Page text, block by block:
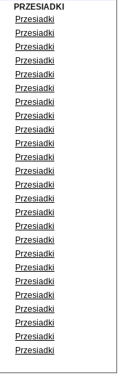
PRZESIADKI
Przesiadki
Przesiadki
Przesiadki
Przesiadki
Przesiadki
Przesiadki
Przesiadki
Przesiadki
Przesiadki
Przesiadki
Przesiadki
Przesiadki
Przesiadki
Przesiadki
Przesiadki
Przesiadki
Przesiadki
Przesiadki
Przesiadki
Przesiadki
Przesiadki
Przesiadki
Przesiadki
Przesiadki
Przesiadki